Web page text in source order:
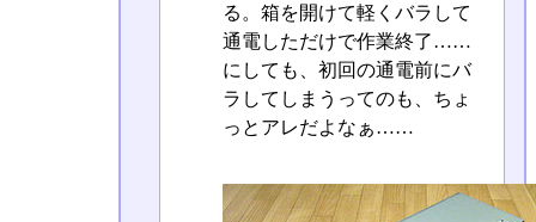
る。箱を開けて軽くバラして
通電しただけで作業終了……
にしても、初回の通電前にバ
ラしてしまうってのも、ちょ
っとアレだよなぁ……